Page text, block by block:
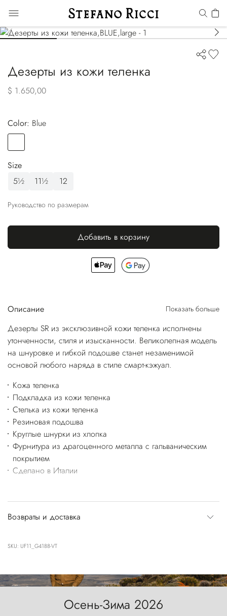
Дезерты из кожи теленка
$ 1.650,00
Color:
blue
Size
5½
11½ 12
Руководство по размерам
Добавить в корзину
Описание Показать больше
Дезерты SR из эксклюзивной кожи теленка исполнены
утонченности, стиля и изысканности. Великолепная модель
на шнуровке и гибкой подошве станет незаменимой
основой любого наряда в стиле смарт-кэжуал.
Кожа теленка
Подкладка из кожи теленка
Стелька из кожи теленка
Резиновая подошва
Круглые шнурки из хлопка
Фурнитура из драгоценного металла с гальваническим
покрытием
Сделано в Италии
Возвраты и доставка
SKU: UF11_G4188-VT
Осень-Зима 2026